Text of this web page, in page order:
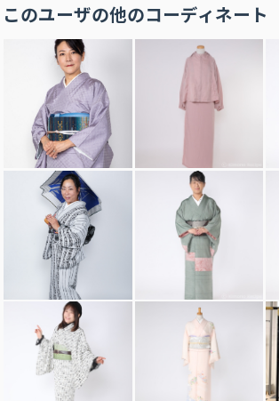
このユーザの他のコーディネート